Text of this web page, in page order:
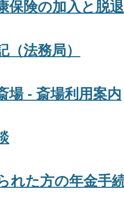
保険の加入と脱退
（法務局）
場 - 斎場利用案内
れた方の年金手